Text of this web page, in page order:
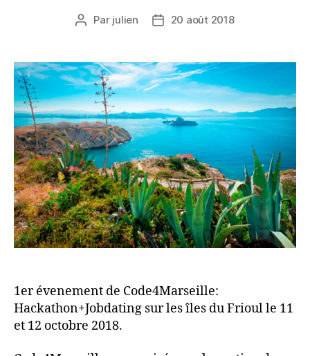
Par julien 20 août 2018
1er évenement de Code4Marseille:
Hackathon+Jobdating sur les îles du Frioul le 11
et 12 octobre 2018.